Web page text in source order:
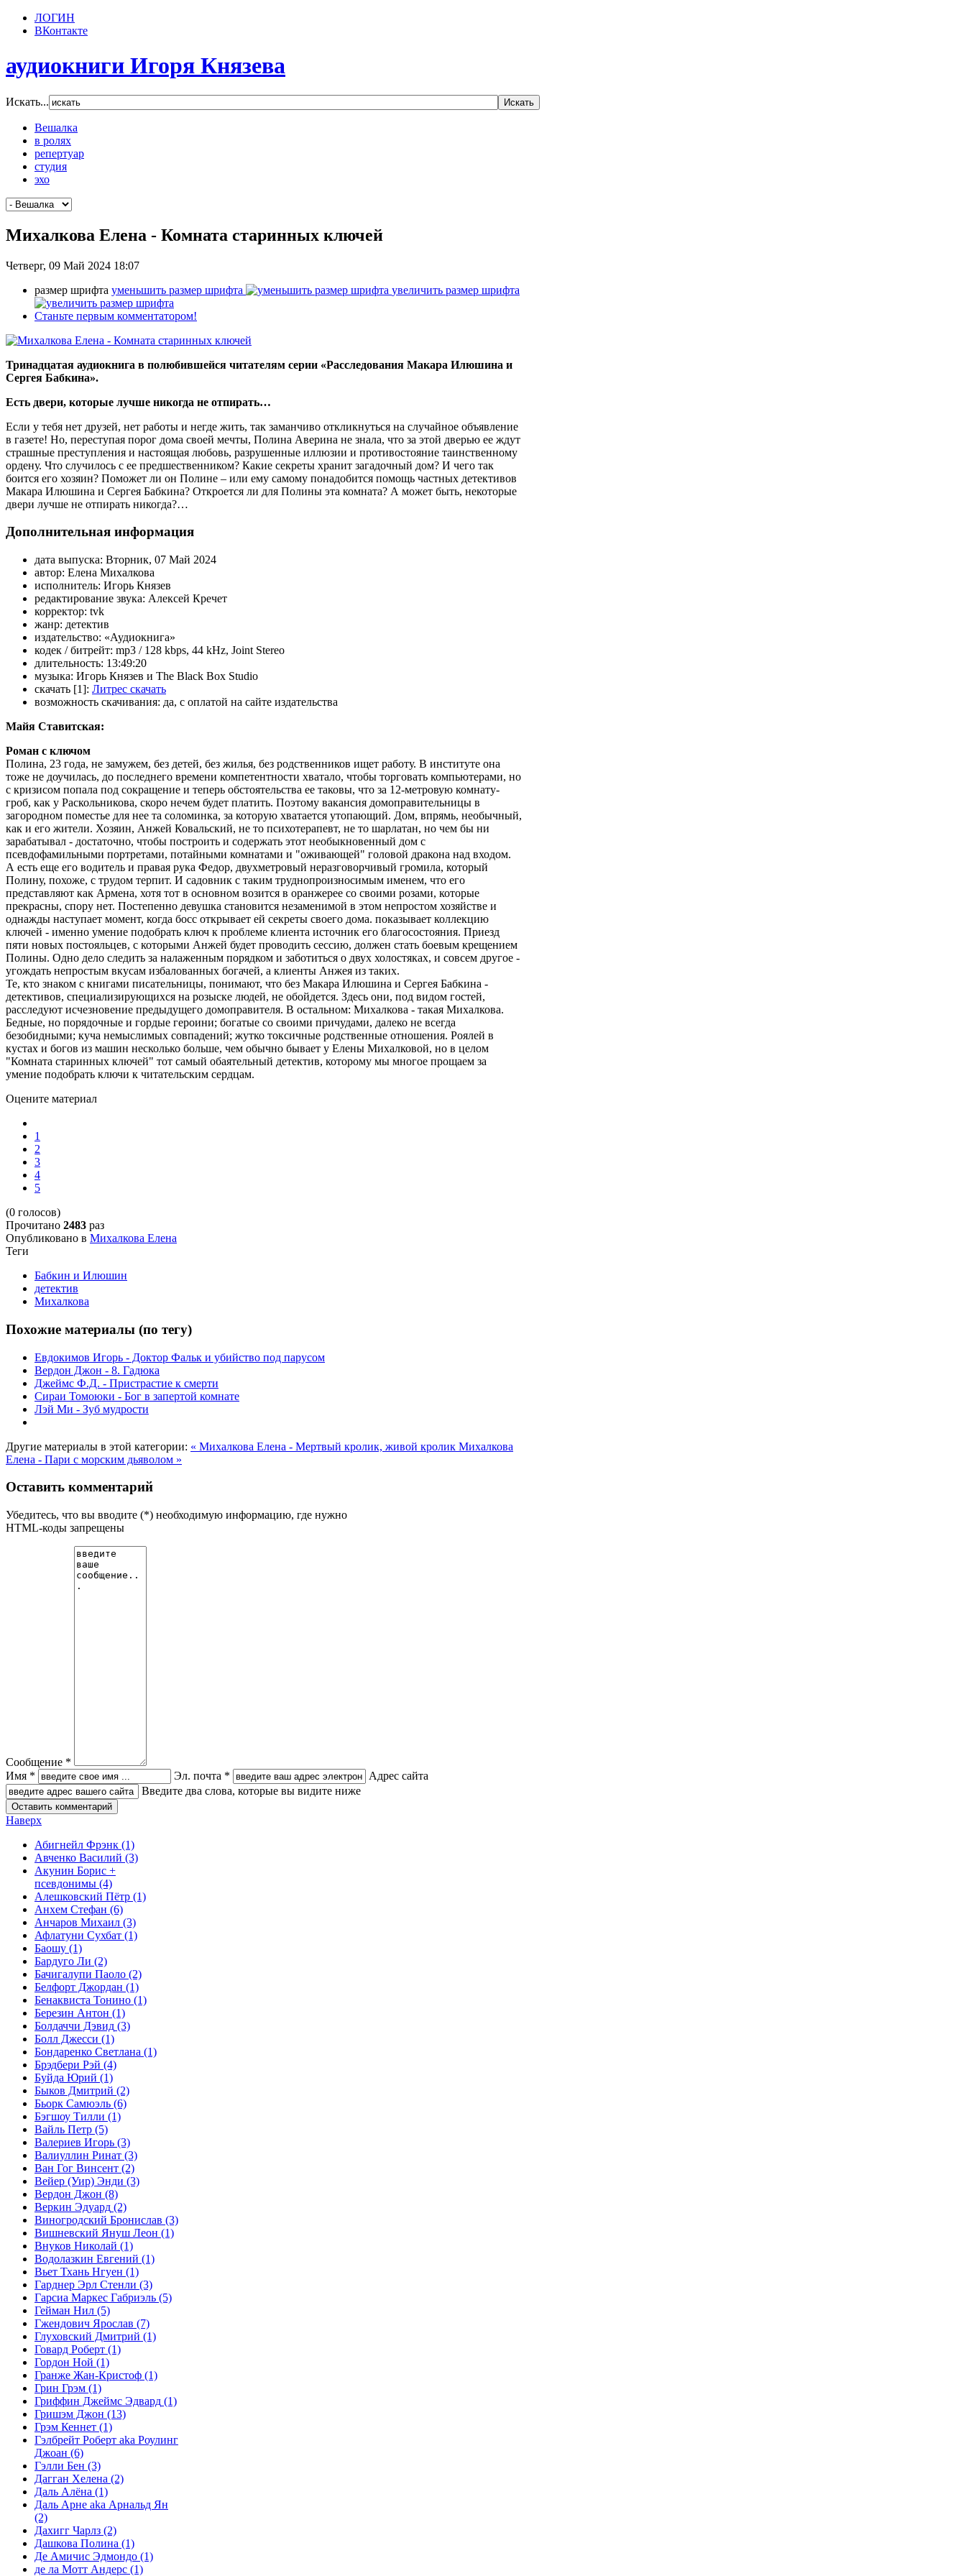
ЛОГИН
ВКонтакте
аудиокниги Игоря Князева
Искать...
Вешалка
в ролях
репертуар
студия
эхо
Михалкова Елена - Комната старинных ключей
Четверг, 09 Май 2024 18:07
размер шрифта уменьшить размер шрифта увеличить размер шрифта
Станьте первым комментатором!
Тринадцатая аудиокнига в полюбившейся читателям серии «Расследования Макара Илюшина и
Сергея Бабкина».
Есть двери, которые лучше никогда не отпирать…
Если у тебя нет друзей, нет работы и негде жить, так заманчиво откликнуться на случайное объявление
в газете! Но, переступая порог дома своей мечты, Полина Аверина не знала, что за этой дверью ее ждут
страшные преступления и настоящая любовь, разрушенные иллюзии и противостояние таинственному
ордену. Что случилось с ее предшественником? Какие секреты хранит загадочный дом? И чего так
боится его хозяин? Поможет ли он Полине – или ему самому понадобится помощь частных детективов
Макара Илюшина и Сергея Бабкина? Откроется ли для Полины эта комната? А может быть, некоторые
двери лучше не отпирать никогда?…
Дополнительная информация
дата выпуска: Вторник, 07 Май 2024
автор: Елена Михалкова
исполнитель: Игорь Князев
редактирование звука: Алексей Кречет
корректор: tvk
жанр: детектив
издательство: «Аудиокнига»
кодек / битрейт: mp3 / 128 kbps, 44 kHz, Joint Stereo
длительность: 13:49:20
музыка: Игорь Князев и The Black Box Studio
скачать [1]: Литрес скачать
возможность скачивания: да, с оплатой на сайте издательства
Майя Ставитская:
Роман с ключом
Полина, 23 года, не замужем, без детей, без жилья, без родственников ищет работу. В институте она
тоже не доучилась, до последнего времени компетентности хватало, чтобы торговать компьютерами, но
с кризисом попала под сокращение и теперь обстоятельства ее таковы, что за 12-метровую комнату-
гроб, как у Раскольникова, скоро нечем будет платить. Поэтому вакансия домоправительницы в
загородном поместье для нее та соломинка, за которую хватается утопающий. Дом, впрямь, необычный,
как и его жители. Хозяин, Анжей Ковальский, не то психотерапевт, не то шарлатан, но чем бы ни
зарабатывал - достаточно, чтобы построить и содержать этот необыкновенный дом с
псевдофамильными портретами, потайными комнатами и "оживающей" головой дракона над входом.
А есть еще его водитель и правая рука Федор, двухметровый неразговорчивый громила, который
Полину, похоже, с трудом терпит. И садовник с таким труднопроизносимым именем, что его
представляют как Армена, хотя тот в основном возится в оранжерее со своими розами, которые
прекрасны, спору нет. Постепенно девушка становится незаменимой в этом непростом хозяйстве и
однажды наступает момент, когда босс открывает ей секреты своего дома. показывает коллекцию
ключей - именно умение подобрать ключ к проблеме клиента источник его благосостояния. Приезд
пяти новых постояльцев, с которыми Анжей будет проводить сессию, должен стать боевым крещением
Полины. Одно дело следить за налаженным порядком и заботиться о двух холостяках, и совсем другое -
угождать непростым вкусам избалованных богачей, а клиенты Анжея из таких.
Те, кто знаком с книгами писательницы, понимают, что без Макара Илюшина и Сергея Бабкина -
детективов, специализирующихся на розыске людей, не обойдется. Здесь они, под видом гостей,
расследуют исчезновение предыдущего домоправителя. В остальном: Михалкова - такая Михалкова.
Бедные, но порядочные и гордые героини; богатые со своими причудами, далеко не всегда
безобидными; куча немыслимых совпадений; жутко токсичные родственные отношения. Роялей в
кустах и богов из машин несколько больше, чем обычно бывает у Елены Михалковой, но в целом
"Комната старинных ключей" тот самый обаятельный детектив, которому мы многое прощаем за
умение подобрать ключи к читательским сердцам.
Оцените материал
1
2
3
4
5
(0 голосов)
Прочитано 2483 раз
Опубликовано в Михалкова Елена
Теги
Бабкин и Илюшин
детектив
Михалкова
Похожие материалы (по тегу)
Евдокимов Игорь - Доктор Фальк и убийство под парусом
Вердон Джон - 8. Гадюка
Джеймс Ф.Д. - Пристрастие к смерти
Сираи Томоюки - Бог в запертой комнате
Лэй Ми - Зуб мудрости
Другие материалы в этой категории: « Михалкова Елена - Мертвый кролик, живой кролик Михалкова
Елена - Пари с морским дьяволом »
Оставить комментарий
Убедитесь, что вы вводите (*) необходимую информацию, где нужно
HTML-коды запрещены
Сообщение *
Имя *
Эл. почта *
Адрес сайта
Введите два слова, которые вы видите ниже
Наверх
Абигнейл Фрэнк (1)
Авченко Василий (3)
Акунин Борис +
псевдонимы (4)
Алешковский Пётр (1)
Анхем Стефан (6)
Анчаров Михаил (3)
Афлатуни Сухбат (1)
Баошу (1)
Бардуго Ли (2)
Бачигалупи Паоло (2)
Белфорт Джордан (1)
Бенаквиста Тонино (1)
Березин Антон (1)
Болдаччи Дэвид (3)
Болл Джесси (1)
Бондаренко Светлана (1)
Брэдбери Рэй (4)
Буйда Юрий (1)
Быков Дмитрий (2)
Бьорк Самюэль (6)
Бэгшоу Тилли (1)
Вайль Петр (5)
Валериев Игорь (3)
Валиуллин Ринат (3)
Ван Гог Винсент (2)
Вейер (Уир) Энди (3)
Вердон Джон (8)
Веркин Эдуард (2)
Виногродский Бронислав (3)
Вишневский Януш Леон (1)
Внуков Николай (1)
Водолазкин Евгений (1)
Вьет Тхань Нгуен (1)
Гарднер Эрл Стенли (3)
Гарсиа Маркес Габриэль (5)
Гейман Нил (5)
Гжендович Ярослав (7)
Глуховский Дмитрий (1)
Говард Роберт (1)
Гордон Ной (1)
Гранже Жан-Кристоф (1)
Грин Грэм (1)
Гриффин Джеймс Эдвард (1)
Гришэм Джон (13)
Грэм Кеннет (1)
Гэлбрейт Роберт aka Роулинг
Джоан (6)
Гэлли Бен (3)
Дагган Хелена (2)
Даль Алёна (1)
Даль Арне aka Арнальд Ян
(2)
Дахигг Чарлз (2)
Дашкова Полина (1)
Де Амичис Эдмондо (1)
де ла Мотт Андерс (1)